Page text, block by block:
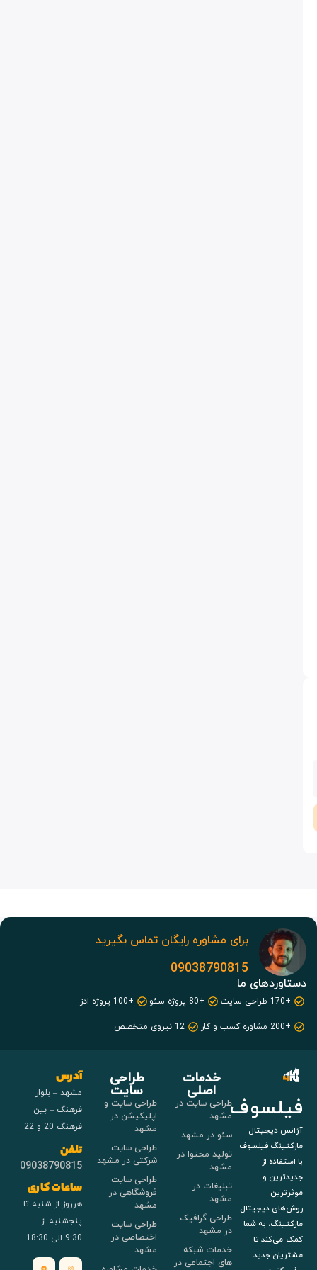
برای مشاوره رایگان تماس بگیرید
09038790815
دستاوردهای ما
+170 طراحی سایت +80 پروژه سئو
+100 پروژه ادز
+200 مشاوره کسب و کار
12 نیروی متخصص
فیلسوف
آژانس دیجیتال
مارکتینگ فیلسوف
با استفاده از
جدیدترین و
موثرترین
روش‌های دیجیتال
مارکتینگ، به شما
کمک می‌کند تا
مشتریان جدید
خدمات
اصلی
طراحی سایت در
مشهد
سئو در مشهد
تولید محتوا در
مشهد
تبلیغات در
مشهد
طراحی گرافیک
در مشهد
خدمات شبکه
های اجتماعی در
طراحی
سایت
طراحی سایت و
اپلیکیشن در
مشهد
طراحی سایت
شرکتی در مشهد
طراحی سایت
فروشگاهی در
مشهد
طراحی سایت
اختصاصی در
مشهد
آدرس
مشهد – بلوار
فرهنگ – بین
فرهنگ 20 و 22
تلفن
09038790815
ساعات کاری
هرروز از شنبه تا
پنجشنبه از
9:30 الی 18:30